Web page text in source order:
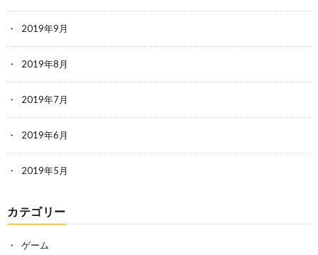
2019年9月
2019年8月
2019年7月
2019年6月
2019年5月
カテゴリー
ゲーム